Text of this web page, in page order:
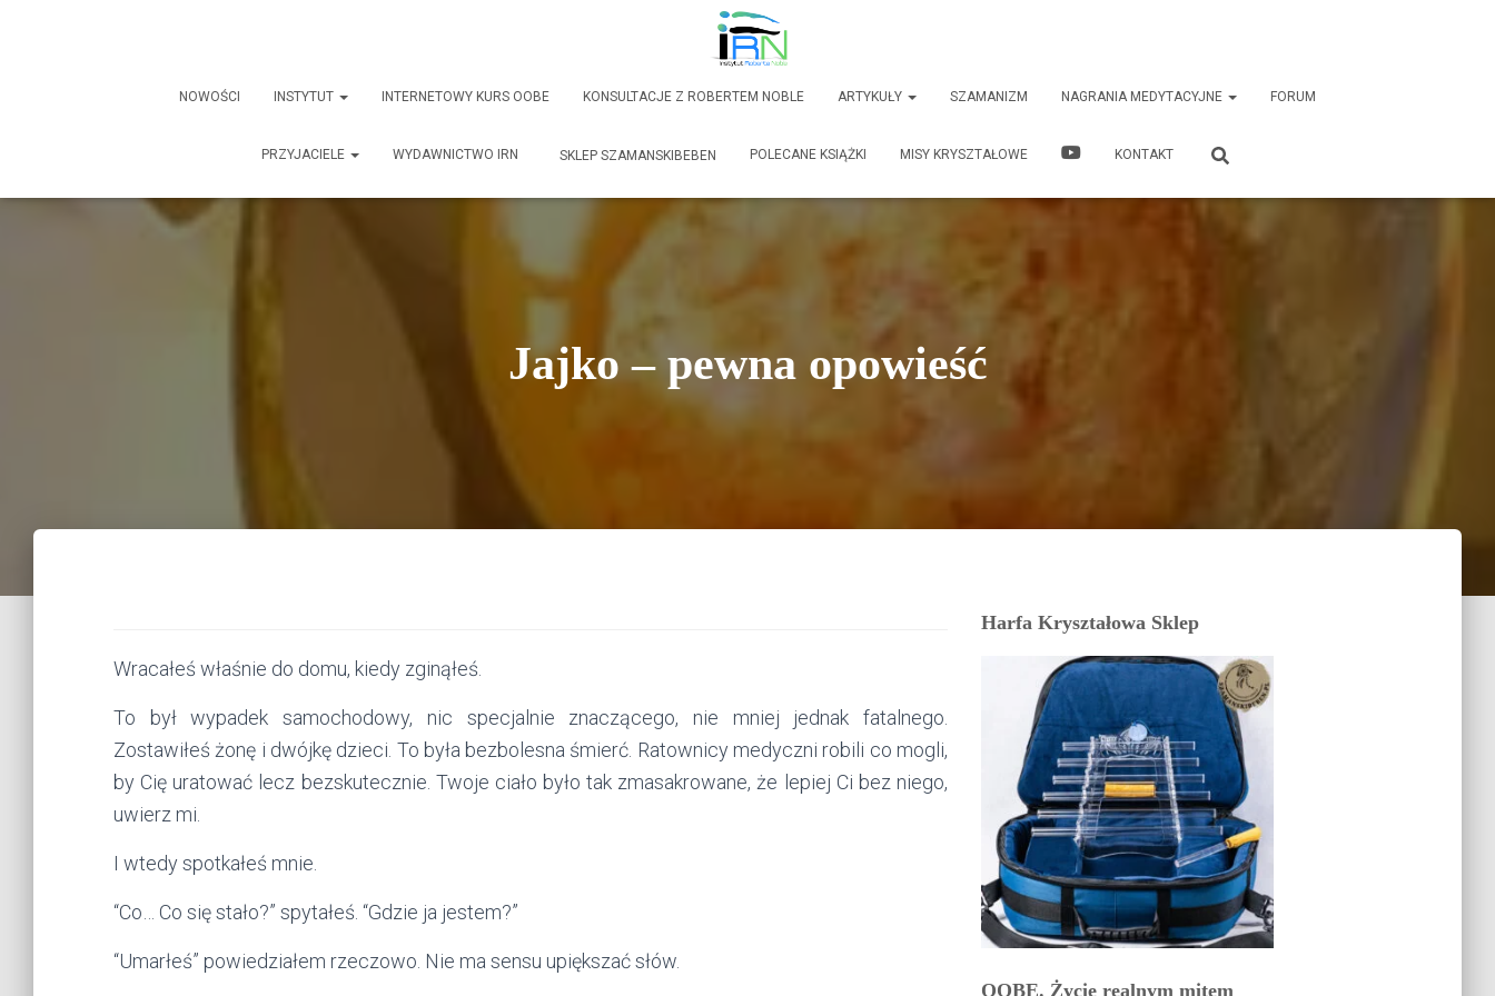
NOWOŚCI INSTYTUT INTERNETOWY KURS OOBE KONSULTACJE Z ROBERTEM NOBLE ARTYKUŁY SZAMANIZM NAGRANIA MEDYTACYJNE FORUM
PRZYJACIELE WYDAWNICTWO IRN SKLEP SZAMANSKIBEBEN POLECANE KSIĄŻKI MISY KRYSZTAŁOWE KONTAKT
Jajko – pewna opowieść
Wracałeś właśnie do domu, kiedy zginąłeś.
To był wypadek samochodowy, nic specjalnie znaczącego, nie mniej jednak fatalnego.
Zostawiłeś żonę i dwójkę dzieci. To była bezbolesna śmierć. Ratownicy medyczni robili co mogli,
by Cię uratować lecz bezskutecznie. Twoje ciało było tak zmasakrowane, że lepiej Ci bez niego,
uwierz mi.
I wtedy spotkałeś mnie.
“Co… Co się stało?” spytałeś. “Gdzie ja jestem?”
“Umarłeś” powiedziałem rzeczowo. Nie ma sensu upiększać słów.
Harfa Kryształowa Sklep
OOBE. Życie realnym mitem